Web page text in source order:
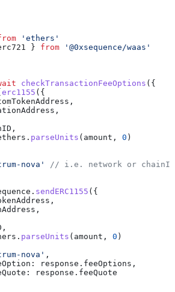
'ethers'
} from '@0xsequence/waas'
checkTransactionFeeOptions ({
erc1155 ({
,
,
,
. parseUnits ( amount , 0 )
nova'
// i.e. network or
. sendERC1155 ({
,
,
,
. parseUnits ( amount , 0 )
nova' ,
response . feeOptions ,
response . feeQuote